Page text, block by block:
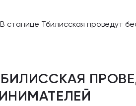
В станице Тбилисская проведут